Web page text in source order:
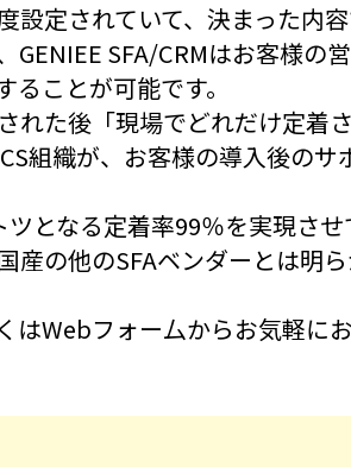
設定されていて、決まった内
SFA/CRMはお客様の
ことが可能です。
れた後「現場でどれだけ定着
組織が、お客様の導入後の
となる定着率99％を実現させ
産の他のSFAベンダーとは明
はWebフォー厶からお気軽に